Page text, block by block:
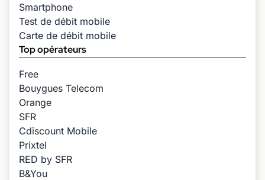
Smartphone
Test de débit mobile
Carte de débit mobile
Top opérateurs
Free
Bouygues Telecom
Orange
SFR
Cdiscount Mobile
Prixtel
RED by SFR
B&You